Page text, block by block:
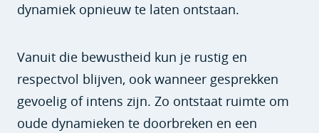
dynamiek opnieuw te laten ontstaan.
Vanuit die bewustheid kun je rustig en
respectvol blijven, ook wanneer gesprekken
gevoelig of intens zijn. Zo ontstaat ruimte om
oude dynamieken te doorbreken en een